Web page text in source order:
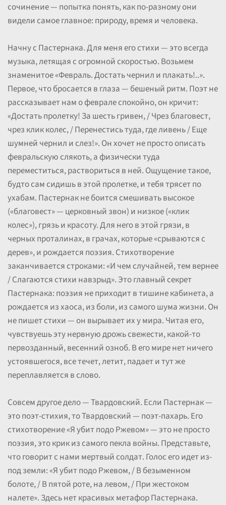
сочинение — попытка понять, как по-разному они
видели самое главное: природу, время и человека.
Начну с Пастернака. Для меня его стихи — это всегда
музыка, летящая с огромной скоростью. Возьмем
знаменитое «Февраль. Достать чернил и плакать!..».
Первое, что бросается в глаза — бешеный ритм. Поэт не
рассказывает нам о феврале спокойно, он кричит:
«Достать пролетку! За шесть гривен, / Чрез благовест,
чрез клик колес, / Перенестись туда, где ливень / Еще
шумней чернил и слез!». Он хочет не просто описать
февральскую слякоть, а физически туда
переместиться, раствориться в ней. Ощущение такое,
будто сам сидишь в этой пролетке, и тебя трясет по
ухабам. Пастернак не боится смешивать высокое
(«благовест» — церковный звон) и низкое («клик
колес»), грязь и красоту. Для него в этой грязи, в
черных проталинах, в грачах, которые «срываются с
дерев», и рождается поэзия. Стихотворение
заканчивается строками: «И чем случайней, тем вернее
/ Слагаются стихи навзрыд». Это главный секрет
Пастернака: поэзия не приходит в тишине кабинета, а
рождается из хаоса, из боли, из самого шума жизни. Он
не пишет стихи — он вырывает их у мира. Читая его,
чувствуешь эту нервную дрожь свежести, какой-то
первозданный, весенний озноб. В его мире нет ничего
устоявшегося, все течет, летит, падает и тут же
переплавляется в слово.
Совсем другое дело — Твардовский. Если Пастернак —
это поэт-стихия, то Твардовский — поэт-пахарь. Его
стихотворение «Я убит подо Ржевом» — это не просто
поэзия, это крик из самого пекла войны. Представьте,
что говорит с нами мертвый солдат. Голос его идет из-
под земли: «Я убит подо Ржевом, / В безыменном
болоте, / В пятой роте, на левом, / При жестоком
налете». Здесь нет красивых метафор Пастернака.